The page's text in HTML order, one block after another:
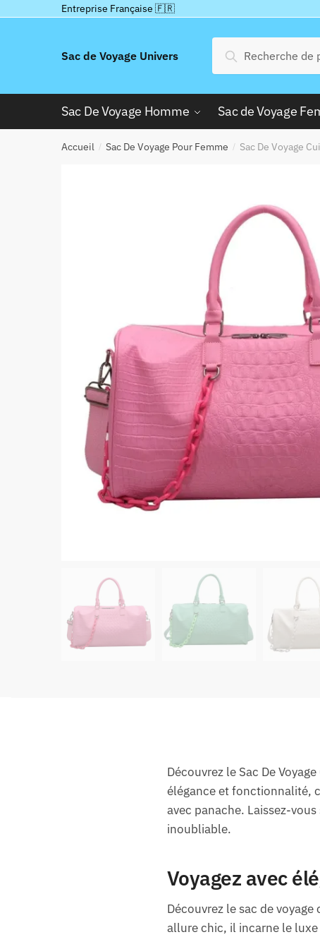
Entreprise Française 🇫🇷
Sac de Voyage Univers
pour :
Recherche
Sac De Voyage Homme Sac de Voyage
Accueil / Sac De Voyage Pour Femme / Sac De Voyage
Découvrez le Sac De
élégance et fonctionnalité,
avec panache. Laissez-
inoubliable.
Voyagez avec
Découvrez le sac de
allure chic, il incarne le